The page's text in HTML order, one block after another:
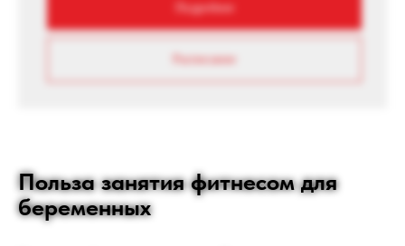
Подробнее
Расписание
Польза занятия фитнесом для
беременных